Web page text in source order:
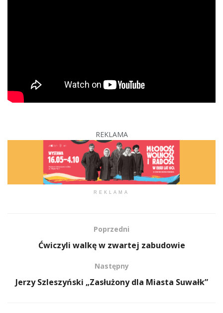
REKLAMA
REKLAMA
Poprzedni
Ćwiczyli walkę w zwartej zabudowie
Następny
Jerzy Szleszyński „Zasłużony dla Miasta Suwałk”